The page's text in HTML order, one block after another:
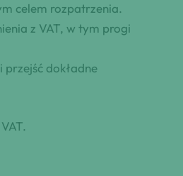
celem rozpatrzenia.
z VAT, w tym progi
dokładne